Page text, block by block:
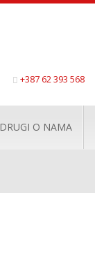
+387 62 393 568
DRUGI O NAMA